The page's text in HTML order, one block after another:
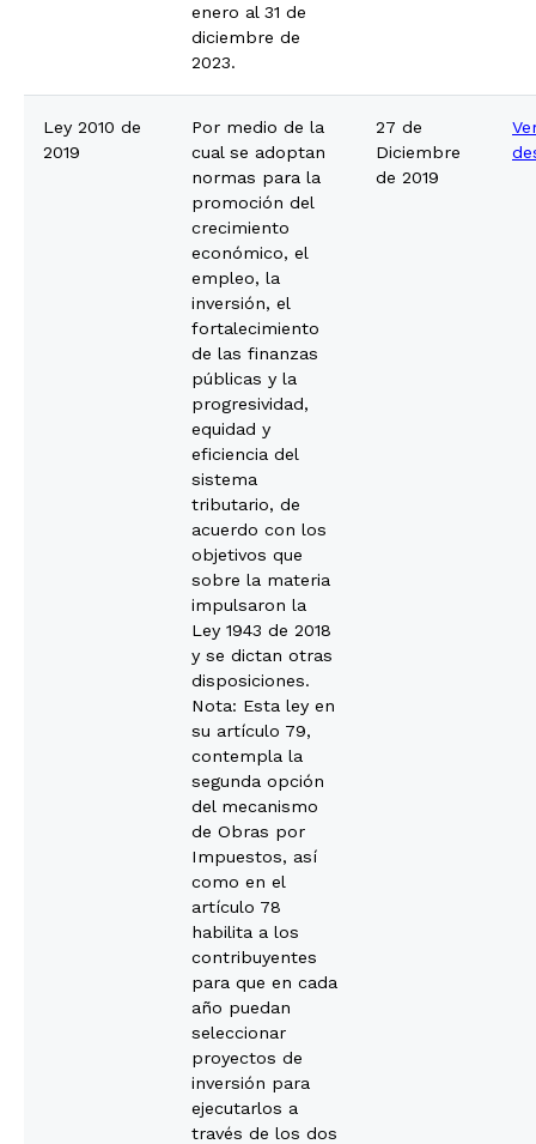
enero al 31 de
diciembre de
2023.
Ley 2010 de
2019
Por medio de la
cual se adoptan
normas para la
promoción del
crecimiento
económico, el
empleo, la
inversión, el
fortalecimiento
de las finanzas
públicas y la
progresividad,
equidad y
eficiencia del
sistema
tributario, de
acuerdo con los
objetivos que
sobre la materia
impulsaron la
Ley 1943 de 2018
y se dictan otras
disposiciones.
Nota: Esta ley en
su artículo 79,
contempla la
segunda opción
del mecanismo
de Obras por
Impuestos, así
como en el
artículo 78
habilita a los
contribuyentes
para que en cada
año puedan
seleccionar
proyectos de
inversión para
ejecutarlos a
través de los dos
27 de
Diciembre
de 2019